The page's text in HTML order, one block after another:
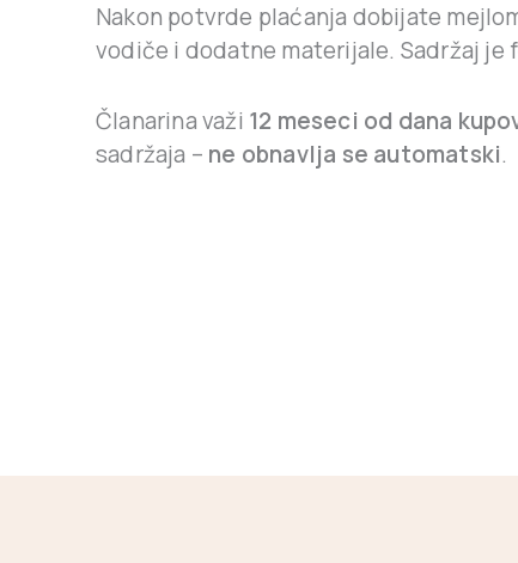
Nakon potvrde plaćanja dobijate
vodiče i dodatne materijale. Sadržaj
Članarina važi 12 meseci od dana
sadržaja – ne obnavlja se automatski.